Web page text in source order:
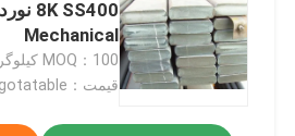
Mechanical
MOQ：100 کیلوگرم
قیمت：Negotatable